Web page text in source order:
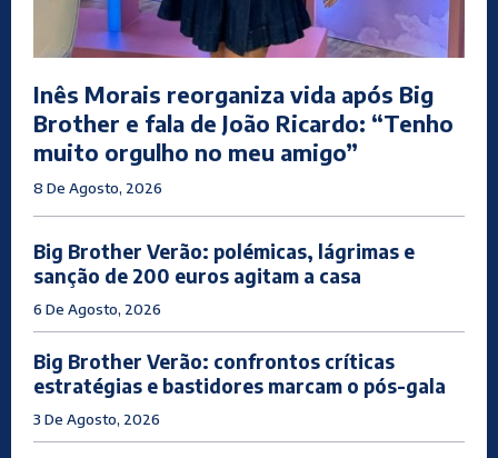
Inês Morais reorganiza vida após Big
Brother e fala de João Ricardo: “Tenho
muito orgulho no meu amigo”
8 De Agosto, 2026
Big Brother Verão: polémicas, lágrimas e
sanção de 200 euros agitam a casa
6 De Agosto, 2026
Big Brother Verão: confrontos críticas
estratégias e bastidores marcam o pós-gala
3 De Agosto, 2026